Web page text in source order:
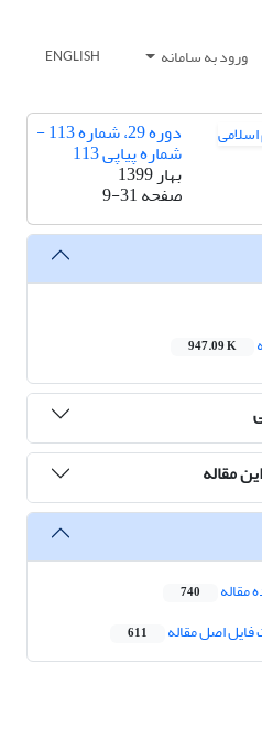
ورود به سامانه ENGLISH
دوره 29، شماره 113 -
شماره پیاپی 113
بهار 1399
صفحه9-31
947.09 K
مقاله
مقاله 740
اصل مقاله 611